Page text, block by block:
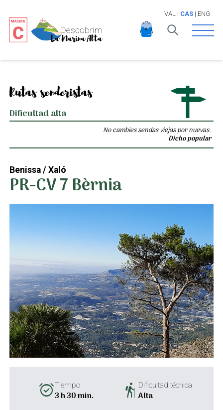
VAL | CAS| ENG
Open
Rutas senderistas
Dificultad alta
No cambies sendas viejas por nuevas.
Dicho popular
Benissa / Xaló
PR-CV 7 Bèrnia
alarm_onTiempo
3 h 30 min. hiking Dificultad técnica
Alta